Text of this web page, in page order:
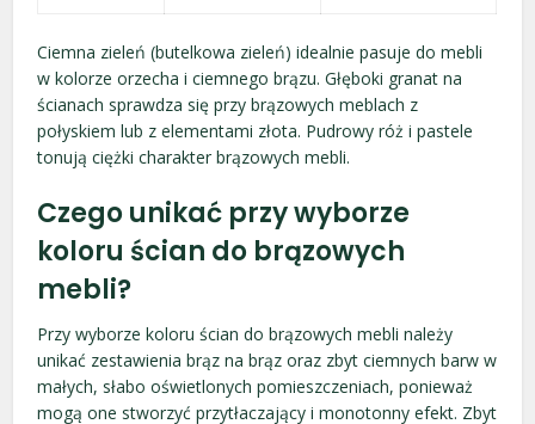
Ciemna zieleń (butelkowa zieleń) idealnie pasuje do mebli
w kolorze orzecha i ciemnego brązu. Głęboki granat na
ścianach sprawdza się przy brązowych meblach z
połyskiem lub z elementami złota. Pudrowy róż i pastele
tonują ciężki charakter brązowych mebli.
Czego unikać przy wyborze
koloru ścian do brązowych
mebli?
Przy wyborze koloru ścian do brązowych mebli należy
unikać zestawienia brąz na brąz oraz zbyt ciemnych barw w
małych, słabo oświetlonych pomieszczeniach, ponieważ
mogą one stworzyć przytłaczający i monotonny efekt. Zbyt